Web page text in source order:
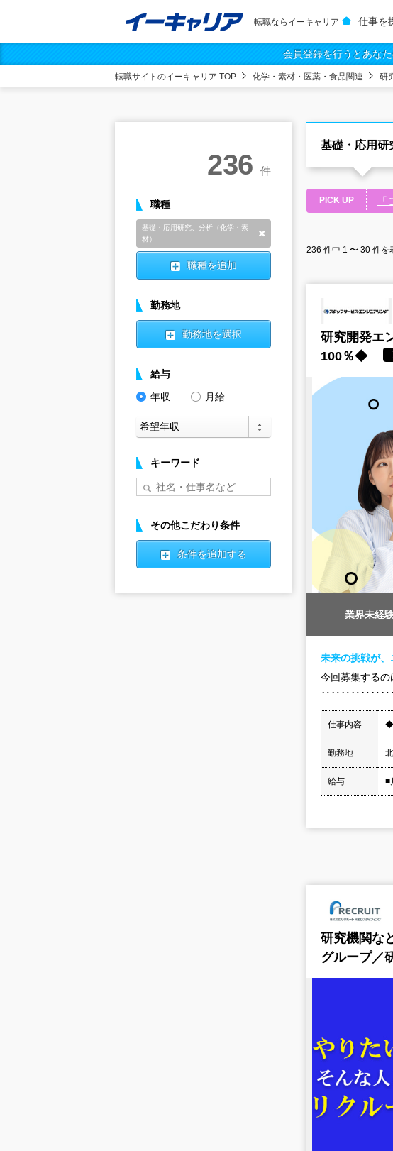
転職ならイーキャリア 仕事を
会員登録を行うとあな
転職サイトのイーキャリア TOP 化学・素材・医薬・食品関連 研
基礎・応用研
PICK UP
236 件中 1 〜 30 件を
研究開発エ
100％◆
業界未経
未来の挑戦が、
今回募集するの
仕事内容 ◆
勤務地
給与 ■
研究機関な
グループ／
236 件
職種
基礎・応用研究、分析（化学・素
材）
職種を追加
勤務地
勤務地を選択
給与
年収
月給
キーワード
その他こだわり条件
条件を追加する